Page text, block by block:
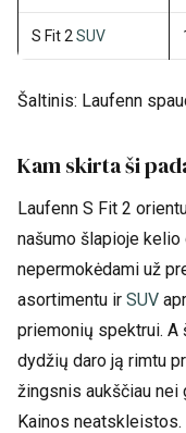
S Fit 2 SUV
Šaltinis: Laufenn
Kam skirta ši
Laufenn S Fit 2
našumo šlapioje
nepermokėdami už
asortimentu ir SUV
priemonių spektrui.
dydžių daro ją rimtu
žingsnis aukščiau nei
Kainos neatskleistos.